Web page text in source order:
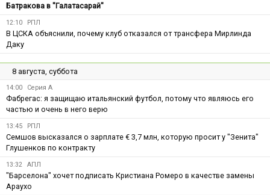
Батракова в "Галатасарай"
12:10 РПЛ
В ЦСКА объяснили, почему клуб отказался от трансфера Мирлинда
Даку
8 августа, суббота
14:00 Серия А
Фабрегас: я защищаю итальянский футбол, потому что являюсь его
частью и очень в него верю
13:45 РПЛ
Семшов высказался о зарплате € 3,7 млн, которую просит у "Зенита"
Глушенков по контракту
13:32 АПЛ
"Барселона" хочет подписать Кристиана Ромеро в качестве замены
Араухо